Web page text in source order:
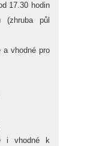
17.30 hodin
(zhruba půl
vhodné pro
i vhodné k